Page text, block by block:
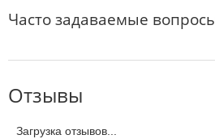
Часто задаваемые
Отзывы
Загрузка отзывов...